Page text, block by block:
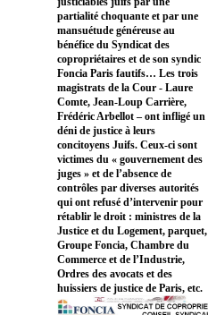
partialité choquante et par une
mansuétude généreuse au
bénéfice du Syndicat des
copropriétaires et de son syndic
Foncia Paris fautifs… Les trois
magistrats de la Cour - Laure
Comte, Jean-Loup Carrière,
Frédéric Arbellot – ont infligé un
déni de justice à leurs
concitoyens Juifs. Ceux-ci sont
victimes du « gouvernement des
juges » et de l’absence de
contrôles par diverses autorités
qui ont refusé d’intervenir pour
rétablir le droit : ministres de la
Justice et du Logement, parquet,
Groupe Foncia, Chambre du
Commerce et de l’Industrie,
Ordres des avocats et des
huissiers de justice de Paris, etc.